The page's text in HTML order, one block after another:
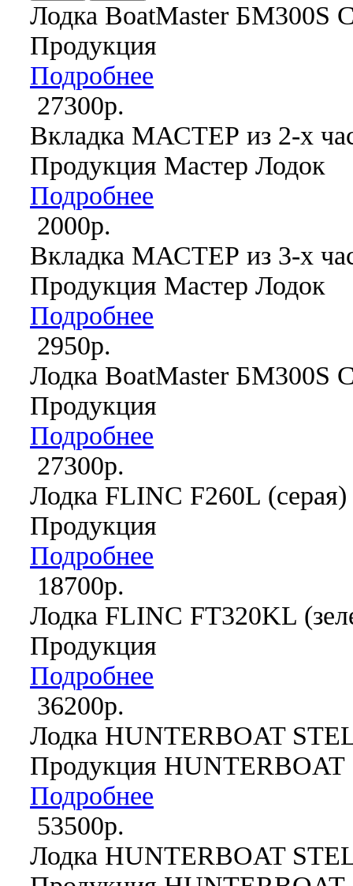
Лодка BoatMaster БМ300S
Продукция
Подробнее
27300р.
Вкладка МАСТЕР из 2-х
Продукция Мастер Лодок
Подробнее
2000р.
Вкладка МАСТЕР из 3-х
Продукция Мастер Лодок
Подробнее
2950р.
Лодка BoatMaster БМ300S
Продукция
Подробнее
27300р.
Лодка FLINC F260L (серая)
Продукция
Подробнее
18700р.
Лодка FLINC FT320KL
Продукция
Подробнее
36200р.
Лодка HUNTERBOAT
Продукция HUNTERBOAT
Подробнее
53500р.
Лодка HUNTERBOAT